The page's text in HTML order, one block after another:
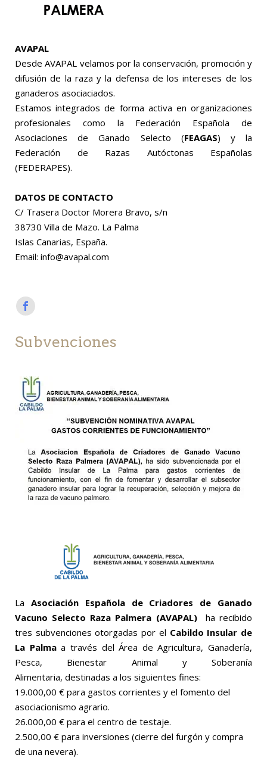
AVAPAL
Desde AVAPAL velamos por la conservación, promoción y
difusión de la raza y la defensa de los intereses de los
ganaderos asociaciados.
Estamos integrados de forma activa en organizaciones
profesionales como la Federación Española de
Asociaciones de Ganado Selecto (FEAGAS) y la
Federación de Razas Autóctonas Españolas
(FEDERAPES).
DATOS DE CONTACTO
C/ Trasera Doctor Morera Bravo, s/n
38730 Villa de Mazo. La Palma
Islas Canarias, España.
Email: info@avapal.com
Subvenciones
La Asociación Española de Criadores de Ganado
Vacuno Selecto Raza Palmera (AVAPAL)ha recibido
tres subvenciones otorgadas por el Cabildo Insular de
La Palmaa través del Área de Agricultura, Ganadería,
Pesca, Bienestar Animal y Soberanía
Alimentaria, destinadas a los siguientes fines:
19.000,00 € para gastos corrientes y el fomento del
asociacionismo agrario.
26.000,00 € para el centro de testaje.
2.500,00 € para inversiones (cierre del furgón y compra
de una nevera).